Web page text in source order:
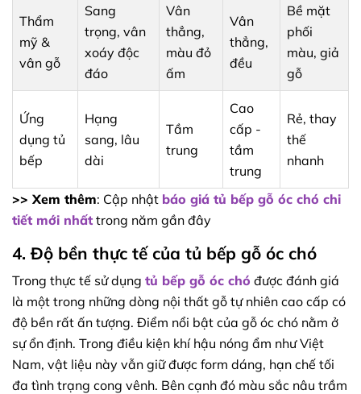
Thẩm
mỹ &
vân gỗ
Sang
trọng, vân
xoáy độc
đáo
Vân
thẳng,
màu đỏ
ấm
Vân
thẳng,
đều
Bề mặt
phối
màu, giả
gỗ
Ứng
dụng tủ
bếp
Hạng
sang, lâu
dài
Tầm
trung
Cao
cấp -
tầm
trung
Rẻ, thay
thế
nhanh
>> Xem thêm: Cập nhật báo giá tủ bếp gỗ óc chó chi
tiết mới nhất trong năm gần đây
4. Độ bền thực tế của tủ bếp gỗ óc chó
Trong thực tế sử dụng tủ bếp gỗ óc chó được đánh giá
là một trong những dòng nội thất gỗ tự nhiên cao cấp có
độ bền rất ấn tượng. Điểm nổi bật của gỗ óc chó nằm ở
sự ổn định. Trong điều kiện khí hậu nóng ẩm như Việt
Nam, vật liệu này vẫn giữ được form dáng, hạn chế tối
đa tình trạng cong vênh. Bên cạnh đó màu sắc nâu trầm